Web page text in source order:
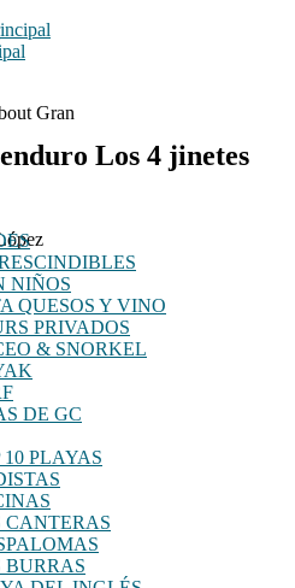
Gran
NIÑOS
QUESOS Y VINO
PRIVADOS
& SNORKEL
DE GC
10 PLAYAS
CANTERAS
BURRAS
Los 4 jinetes